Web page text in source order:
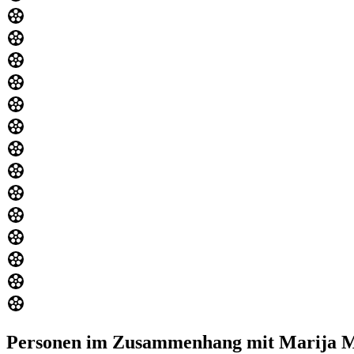
Personen im Zusammenhang mit Marija